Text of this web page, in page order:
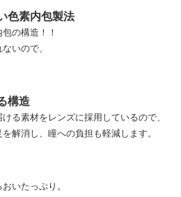
色素内包製法
の構造！！
いので、
構造
る素材をレンズに採用しているので、
解消し、瞳への負担も軽減します。
いたっぷり。